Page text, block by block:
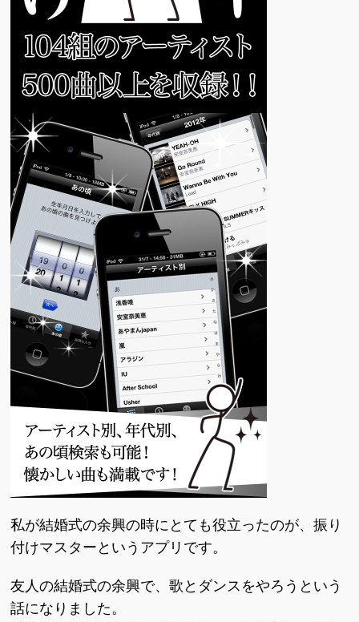
私が結婚式の余興の時にとても役立ったのが、振り
付けマスターというアプリです。
友人の結婚式の余興で、歌とダンスをやろうという
話になりました。